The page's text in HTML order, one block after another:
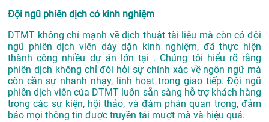
Đội ngũ phiên dịch có kinh nghiệm
DTMT không chỉ mạnh về dịch thuật tài liệu mà còn có đội
ngũ phiên dịch viên dày dặn kinh nghiệm, đã thực hiện
thành công nhiều dự án lớn tại . Chúng tôi hiểu rõ rằng
phiên dịch không chỉ đòi hỏi sự chính xác về ngôn ngữ mà
còn cần sự nhanh nhạy, linh hoạt trong giao tiếp. Đội ngũ
phiên dịch viên của DTMT luôn sẵn sàng hỗ trợ khách hàng
trong các sự kiện, hội thảo, và đàm phán quan trọng, đảm
bảo mọi thông tin được truyền tải mượt mà và hiệu quả.